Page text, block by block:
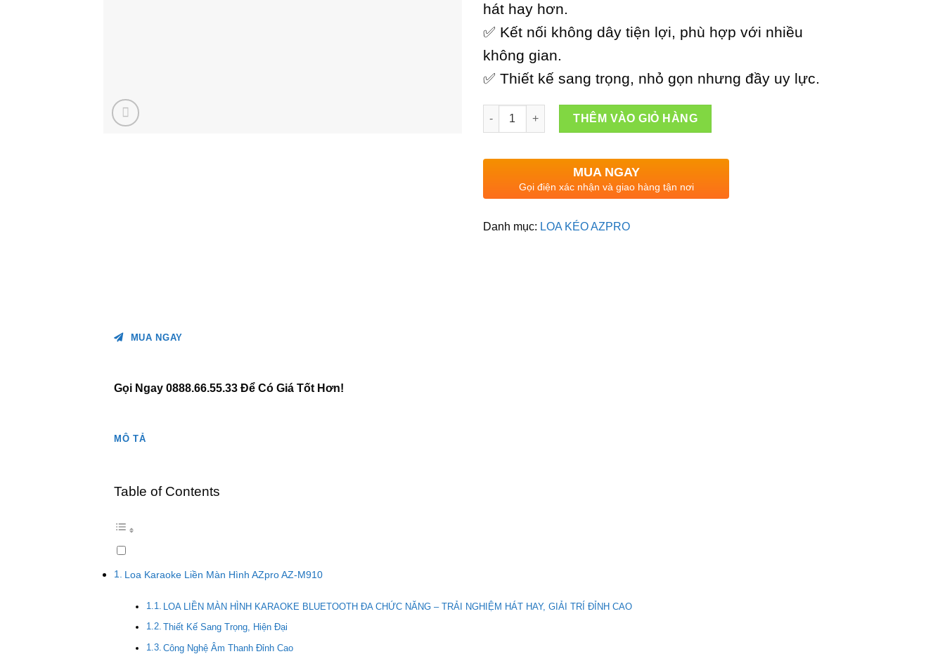
hát hay hơn.
✅ Kết nối không dây tiện lợi, phù hợp với nhiều
không gian.
✅ Thiết kế sang trọng, nhỏ gọn nhưng đầy uy lực.
Loa Karaoke Liền Màn Hình AZpro AZ-M910 số lượng
THÊM VÀO GIỎ HÀNG
MUA NGAY
Gọi điện xác nhận và giao hàng tận nơi
Danh mục: LOA KÉO AZPRO
MUA NGAY
Gọi Ngay 0888.66.55.33 Để Có Giá Tốt Hơn!
MÔ TẢ
Table of Contents
Loa Karaoke Liền Màn Hình AZpro AZ-M910
LOA LIỀN MÀN HÌNH KARAOKE BLUETOOTH ĐA CHỨC NĂNG – TRẢI NGHIỆM HÁT HAY, GIẢI TRÍ ĐỈNH CAO
Thiết Kế Sang Trọng, Hiện Đại
Công Nghệ Âm Thanh Đỉnh Cao